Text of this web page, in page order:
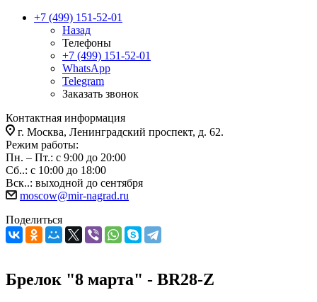
+7 (499) 151-52-01
Назад
Телефоны
+7 (499) 151-52-01
WhatsApp
Telegram
Заказать звонок
Контактная информация
г. Москва, Ленинградский проспект, д. 62.
Режим работы:
Пн. – Пт.: с 9:00 до 20:00
Сб..: с 10:00 до 18:00
Вск..: выходной до сентября
moscow@mir-nagrad.ru
Поделиться
Брелок "8 марта" - BR28-Z